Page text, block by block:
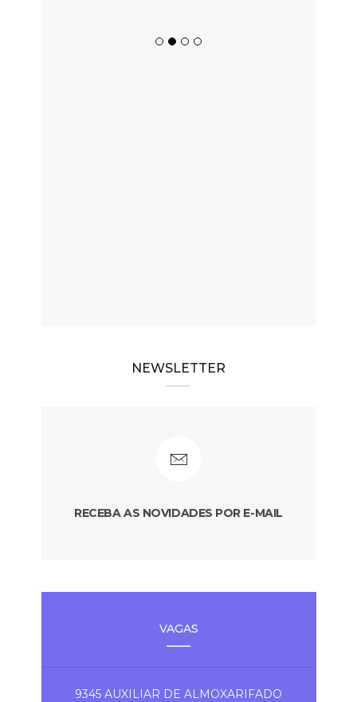
NEWSLETTER
RECEBA AS NOVIDADES POR E-MAIL
VAGAS
9345 AUXILIAR DE ALMOXARIFADO